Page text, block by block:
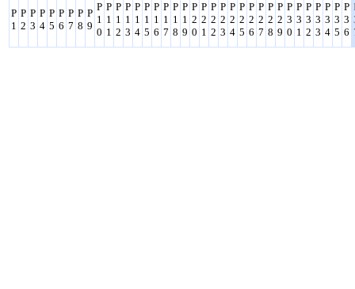
P
1
P
2
P
3
P
4
P
5
P
6
P
7
P
8
P
9
P
1
0
P
1
1
P
1
2
P
1
3
P
1
4
P
1
5
P
1
6
P
1
7
P
1
8
P
1
9
P
2
0
P
2
1
P
2
2
P
2
3
P
2
4
P
2
5
P
2
6
P
2
7
P
2
8
P
2
9
P
3
0
P
3
1
P
3
2
P
3
3
P
3
4
P
3
5
P
3
6